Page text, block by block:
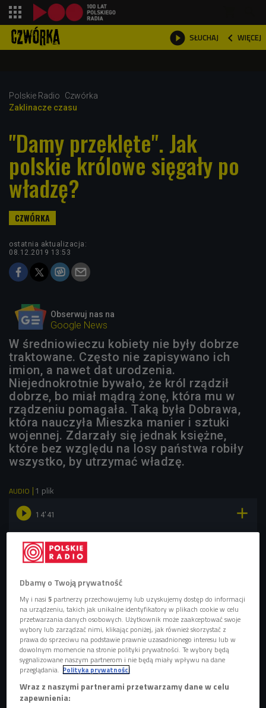
 SŁUCHAJ  WIĘCEJ

Polskie Radio
Czwórka
Zaklinacze czasu
"Damy przeklęte". Jak
polskie królowe sięgały po
władzę?
ostatnia aktualizacja:
08.12.2019 13:53
Obserwuj nas na
Google News
W średniowieczu kobiety nie były dobrze
traktowane. Często nie zapisywano ich
imion, a nawet dat urodzenia.
Niejednokrotnie bywało, że król rządził
dobrze, bo miał mądrą żonę, która mu w
rządzeniu pomagała. Taką była Dobrawa,
która nauczyła Mieszka manier i sztuki
wojennej. Zdarzały się jednak księżne,
które bez względu na losy państwa robiły
wszystko, by utrzymać władzę.
AUDIO 1 plik
 14'41 
władczyń? (Zaklinacze czasu/Czwórka)
Dbamy o Twoją prywatność
My i nasi5 partnerzy przechowujemy lub uzyskujemy dostęp do informacji
na urządzeniu, takich jak unikalne identyfikatory w plikach cookie w celu
przetwarzania danych osobowych. Użytkownik może zaakceptować swoje
wybory lub zarządzać nimi, klikając poniżej, jak również skorzystać z
prawa do sprzeciwu na podstawie prawnie uzasadnionego interesu lub w
dowolnym momencie na stronie polityki prywatności. Te wybory będą
sygnalizowane naszym partnerom i nie będą miały wpływu na dane
przeglądania. Polityka prywatności
Wraz z naszymi partnerami przetwarzamy dane w celu
zapewnienia: